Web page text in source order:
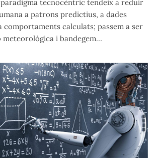
tecnocèntric tendeix a reduir
a patrons predictius, a dades
comportaments calculats; passem a ser
i bandegem…